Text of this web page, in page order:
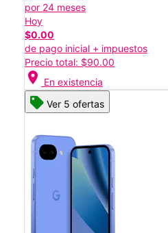
por 24 meses
Hoy
$0.00
de pago inicial + impuestos
Precio total: $90.00
location_on En existencia
Ver 5 ofertas